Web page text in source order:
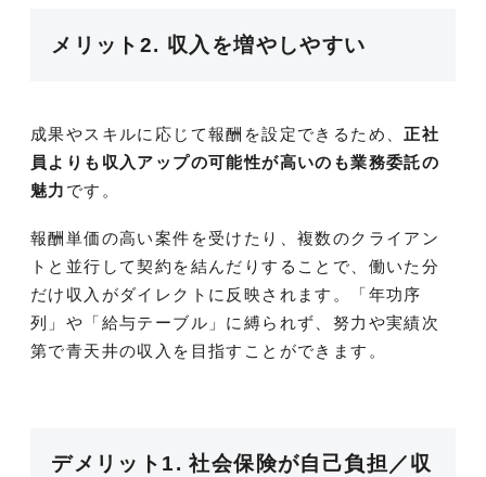
メリット2. 収入を増やしやすい
成果やスキルに応じて報酬を設定できるため、正社
員よりも収入アップの可能性が高いのも業務委託の
魅力 です。
報酬単価の高い案件を受けたり、複数のクライアン
トと並行して契約を結んだりすることで、働いた分
だけ収入がダイレクトに反映されます。「年功序
列」や「給与テーブル」に縛られず、努力や実績次
第で青天井の収入を目指すことができます。
デメリット1. 社会保険が自己負担／収